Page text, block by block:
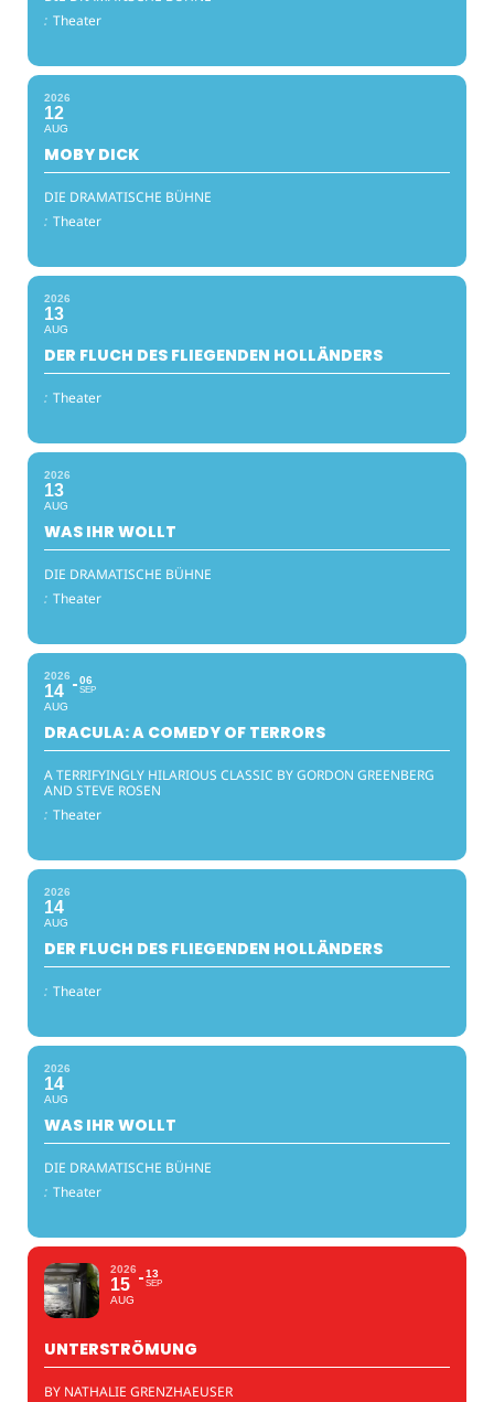
: Theater
2026
12
AUG
MOBY DICK
DIE DRAMATISCHE BÜHNE
: Theater
2026
13
AUG
DER FLUCH DES FLIEGENDEN HOLLÄNDERS
: Theater
2026
13
AUG
WAS IHR WOLLT
DIE DRAMATISCHE BÜHNE
: Theater
2026
14
AUG
06
SEP
DRACULA: A COMEDY OF TERRORS
A TERRIFYINGLY HILARIOUS CLASSIC BY GORDON GREENBERG
AND STEVE ROSEN
: Theater
2026
14
AUG
DER FLUCH DES FLIEGENDEN HOLLÄNDERS
: Theater
2026
14
AUG
WAS IHR WOLLT
DIE DRAMATISCHE BÜHNE
: Theater
2026
15
AUG
13
SEP
UNTERSTRÖMUNG
BY NATHALIE GRENZHAEUSER